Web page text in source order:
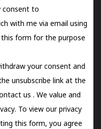
consent to
with me via email using
form for the purpose
your consent and
unsubscribe link at the
us . We value and
To view our privacy
this form, you agree